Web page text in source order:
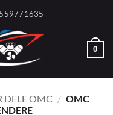
0
DELE OMC / OMC